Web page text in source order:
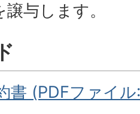
与します。
書 (PDFファイ